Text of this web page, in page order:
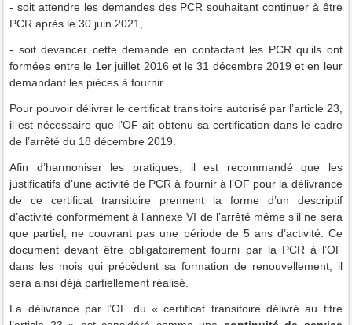
- soit attendre les demandes des PCR souhaitant continuer à être
PCR après le 30 juin 2021,
- soit devancer cette demande en contactant les PCR qu’ils ont
formées entre le 1er juillet 2016 et le 31 décembre 2019 et en leur
demandant les pièces à fournir.
Pour pouvoir délivrer le certificat transitoire autorisé par l’article 23,
il est nécessaire que l’OF ait obtenu sa certification dans le cadre
de l’arrêté du 18 décembre 2019.
Afin d’harmoniser les pratiques, il est recommandé que les
justificatifs d’une activité de PCR à fournir à l’OF pour la délivrance
de ce certificat transitoire prennent la forme d’un descriptif
d’activité conformément à l’annexe VI de l’arrêté même s’il ne sera
que partiel, ne couvrant pas une période de 5 ans d’activité. Ce
document devant être obligatoirement fourni par la PCR à l’OF
dans les mois qui précèdent sa formation de renouvellement, il
sera ainsi déjà partiellement réalisé.
La délivrance par l’OF du « certificat transitoire délivré au titre